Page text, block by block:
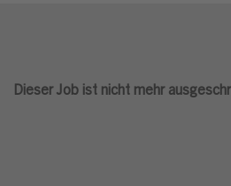
Dieser Job ist nicht mehr